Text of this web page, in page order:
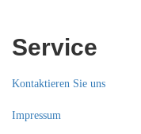
Service
Kontaktieren Sie uns
Impressum